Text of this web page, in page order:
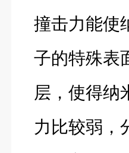
撞击力能使
子的特殊表
层，使得纳
力比较弱，